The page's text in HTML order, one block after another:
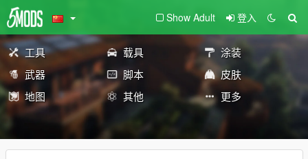
Show Adult 登入
工具 载具
涂装
武器
脚本
皮肤
地图
其他 更多